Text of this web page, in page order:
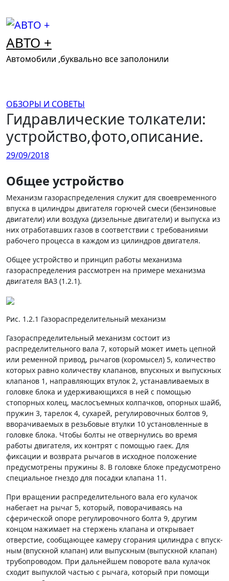
содержимому
АВТО +
Автомобили ,буквально все заполонили
ОБЗОРЫ И СОВЕТЫ
Гидравлические толкатели:
устройство,фото,описание.
29/09/2018
Общее устройство
Механизм газораспределения служит для своевременного
впуска в цилиндры двигателя горючей смеси (бензиновые
двигатели) или воздуха (дизельные двигатели) и выпуска из
них отработавших газов в соответствии с требованиями
рабочего процесса в каждом из цилин­дров двигателя.
Общее устройство и принцип работы механизма
газораспределения рассмотрен на примере механизма
двигателя ВАЗ (1.2.1).
Рис. 1.2.1 Газораспределительный механизм
Газораспределительный механизм состоит из
распределительного вала 7, который может иметь цепной
или ременной привод, рычагов (коромысел) 5, количество
которых равно количеству клапанов, впускных и выпускных
клапанов 1, направляющих втулок 2, устанавливаемых в
головке блока и удерживающихся в ней с помощью
стопорных колец, маслосъемных колпачков, опорных шайб,
пружин 3, тарелок 4, сухарей, регулировочных болтов 9,
вворачиваемых в резьбовые втулки 10 установленные в
головке блока. Чтобы болты не отвернулись во время
работы двигателя, их контрят с помощью гаек. Для
фиксации и возврата рычагов в исходное положение
предусмотрены пружины 8. В головке блоке предусмотрено
специальное гнездо для посадки клапана 11.
При вращении распределительного вала его кулачок
набегает на рычаг 5, который, поворачиваясь на
сферической опоре регу­лировочного болта 9, другим
концом нажимает на стержень клапана и откры­вает
отверстие, сообщающее ка­меру сгорания ци­линдра с впуск­
ным (впускной клапан) или вы­пускным (выпуск­ной клапан)
тру­бопроводом. При дальнейшем пово­роте вала кулачок
сходит выпуклой частью с рычага, который при по­мощи